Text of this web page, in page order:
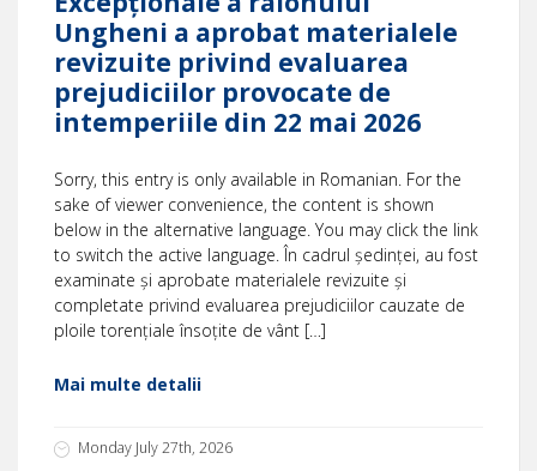
Ungheni a aprobat materialele
revizuite privind evaluarea
prejudiciilor provocate de
intemperiile din 22 mai 2026
Sorry, this entry is only available in Romanian. For the
sake of viewer convenience, the content is shown
below in the alternative language. You may click the link
to switch the active language. În cadrul ședinței, au fost
examinate și aprobate materialele revizuite și
completate privind evaluarea prejudiciilor cauzate de
ploile torențiale însoțite de vânt […]
Mai multe detalii
Monday July 27th, 2026